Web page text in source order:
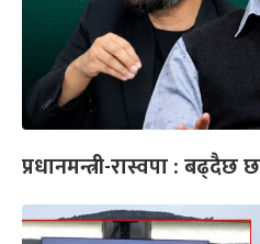
प्रधानमन्त्री-रास्वपा : बढ्दैछ